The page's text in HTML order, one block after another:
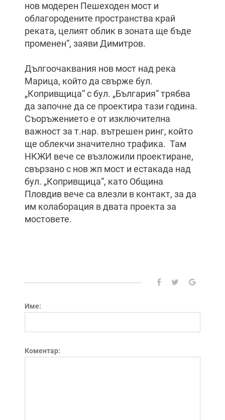
нов модерен Пешеходен мост и
облагородените пространства край
реката, целият облик в зоната ще бъде
променен“, заяви Димитров.
Дългоочаквания нов мост над река
Марица, който да свърже бул.
„Копривщица“ с бул. „България“ трябва
да започне да се проектира тази година.
Съоръжението е от изключителна
важност за т.нар. вътрешен ринг, който
ще облекчи значително трафика. Там
НКЖИ вече се възложили проектиране,
свързано с нов жп мост и естакада над
бул. „Копривщица“, като Община
Пловдив вече са влезли в контакт, за да
им колаборация в двата проекта за
мостовете.
Име:
Коментар: